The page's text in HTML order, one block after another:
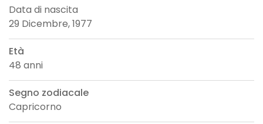
Data di nascita
29 Dicembre, 1977
Età
48 anni
Segno zodiacale
Capricorno